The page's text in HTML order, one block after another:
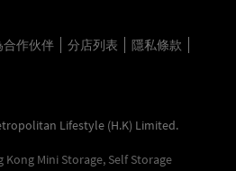
合作伙伴 分店列表
隱私條款
Lifestyle (H.K) Limited.
Mini Storage, Self Storage